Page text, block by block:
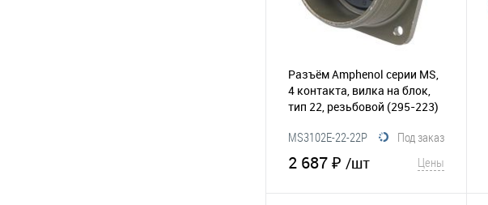
Разъём Amphenol серии MS,
4 контакта, вилка на блок,
тип 22, резьбовой (295-223)
Под заказ
MS3102E-22-22P
2 687 ₽ /шт Цены